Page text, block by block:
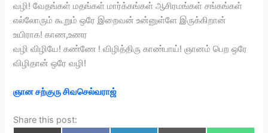
வழி! வேதங்கள் மதங்கள் மார்க்கங்கள் ஆசிரமங்கள் சங்கங்கள்
எல்லோரும் கூறும் ஒரே இறைவன் உன்னுள்ளே இருக்கிறான்
உயிராக! காண,உணர
வழி விழியே! கண்ணே ! விழித்திரு காண்பாய்! ஞானம் பெற ஒரே
விழிதான் ஒரே வழி!
ஞான சற்குரு சிவசெல்வராஜ்
Share this post: